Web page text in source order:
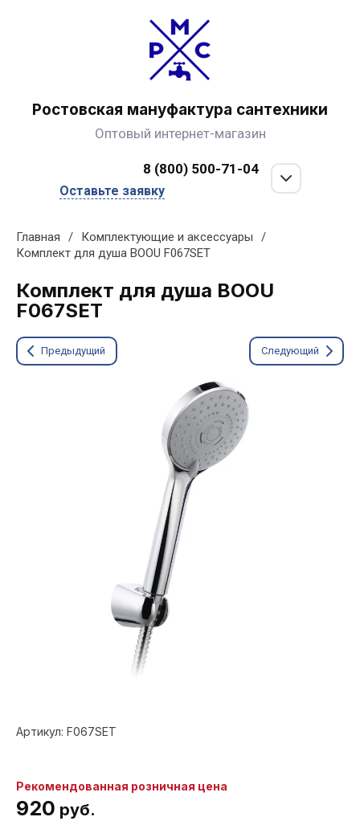
Ростовская мануфактура сантехники
Оптовый интернет-магазин
8 (800) 500-71-04
Оставьте заявку
Главная / Комплектующие и аксессуары
/
Комплект для душа BOOU F067SET
Комплект для душа BOOU
F067SET
Предыдущий Следующий
Артикул: F067SET
Рекомендованная розничная цена
920 руб.